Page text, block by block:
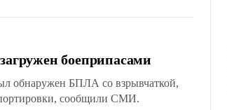
боеприпасами
обнаружен БПЛА со взрывчаткой,
сообщили СМИ.